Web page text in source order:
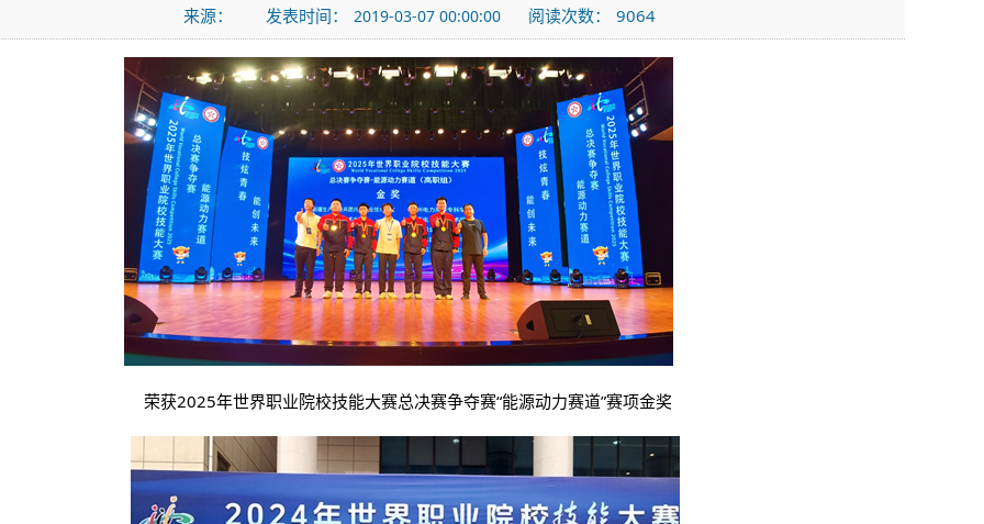
来源： 发表时间： 2019-03-07 00:00:00 阅读次数： 9064
荣获2025年世界职业院校技能大赛总决赛争夺赛“能源动力赛道”赛项金奖